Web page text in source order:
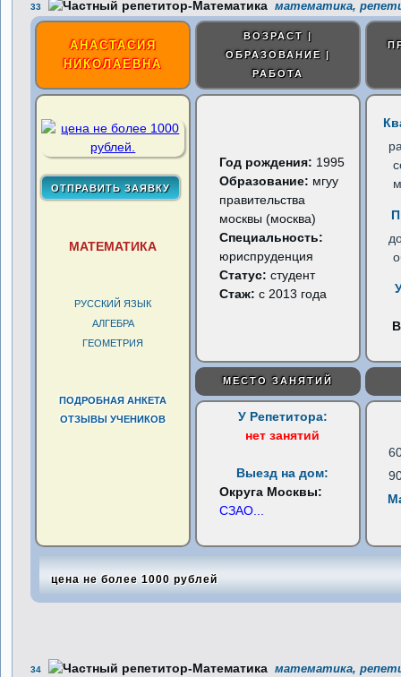
33 математика,
АНАСТАСИЯ
НИКОЛАЕВНА
ВОЗРАСТ |
ОБРАЗОВАНИЕ |
РАБОТА
МАТЕМАТИКА
РУССКИЙ ЯЗЫК
АЛГЕБРА
ГЕОМЕТРИЯ
ПОДРОБНАЯ АНКЕТА
ОТЗЫВЫ УЧЕНИКОВ
Год рождения: 1995
Образование: мгуу
правительства
москвы (москва)
Специальность:
юриспруденция
Статус:студент
Стаж: с 2013 года
МЕСТО ЗАНЯТИЙ
У Репетитора:
нет занятий
Выезд на дом:
Округа Москвы:
СЗАО
цена не более 1000 рублей
34 математика,